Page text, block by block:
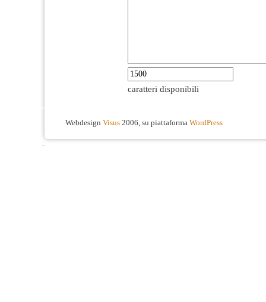
caratteri disponibili
Webdesign Visus 2006, su piattaforma WordPress